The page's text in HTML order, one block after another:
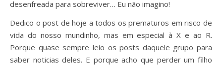
desenfreada para sobreviver… Eu não imagino!
Dedico o post de hoje a todos os prematuros em risco de
vida do nosso mundinho, mas em especial à X e ao R.
Porque quase sempre leio os posts daquele grupo para
saber noticias deles. E porque acho que perder um filho